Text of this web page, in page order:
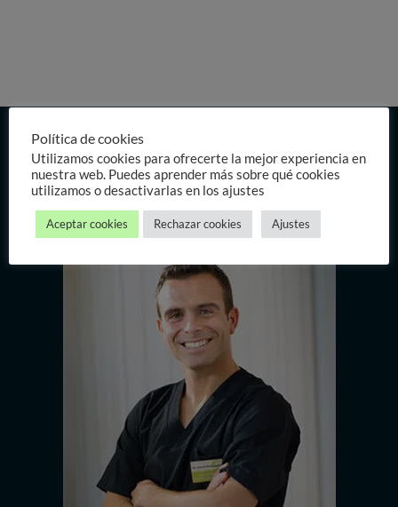
¿Por qué la ortodoncia Invisible
con David Manzanera
Política de cookies
Utilizamos cookies para ofrecerte la mejor experiencia en
nuestra web. Puedes aprender más sobre qué cookies
utilizamos o desactivarlas en los ajustes
Aceptar cookies Rechazar cookies Ajustes